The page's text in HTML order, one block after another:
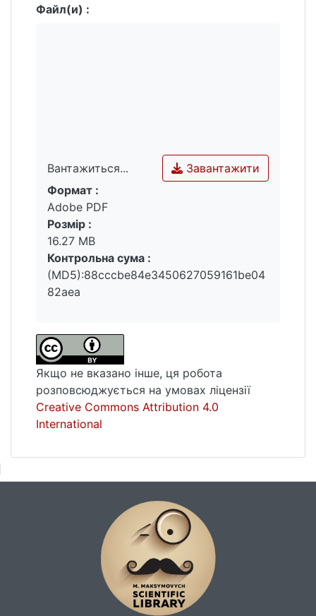
Файл(и) :
Вантажиться...
Вантажиться...
Завантажити
Формат :
Adobe PDF
Розмір :
16.27 MB
Контрольна сума :
(MD5):88cccbe84e3450627059161be04
82aea
Якщо не вказано інше, ця робота
розповсюджується на умовах ліцензії
Creative Commons Attribution 4.0
International